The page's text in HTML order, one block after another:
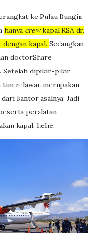
ke Pulau Bungin
hanya crewkapal RSA dr.
kapal. Sedangkan
doctorShare
Setelah dipikir-pikir
tim relawan merupakan
kantor asalnya. Jadi
peralatan
kapal, hehe.